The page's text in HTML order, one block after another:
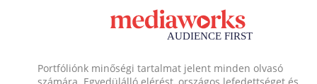
Portfóliónk minőségi tartalmat jelent minden olvasó
számára. Egyedülálló elérést, országos lefedettséget és